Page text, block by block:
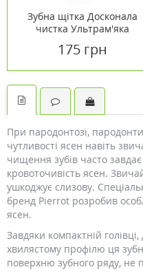
Зубна щітка Досконала
чистка Ультрам'яка
ясен ТМ Біорепейр /
175 грн
При пародонтозі,
чутливості ясен навіть
чищення зубів часто
кровоточивість ясен.
ушкоджує слизову.
бренд Pierrot розробив
ясен.
Завдяки компактній
хвилястому профілю ця
поверхню зубного ряду,